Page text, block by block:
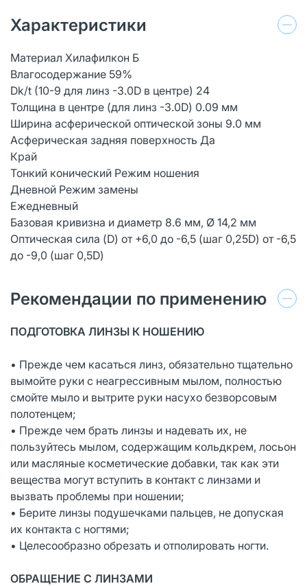
Характеристики
Материал Хилафилкон Б
Влагосодержание 59%
Dk/t (10-9 для линз -3.0D в центре) 24
Толщина в центре (для линз -3.0D) 0.09 мм
Ширина асферической оптической зоны 9.0 мм
Асферическая задняя поверхность Да
Край
Тонкий конический Режим ношения
Дневной Режим замены
Ежедневный
Базовая кривизна и диаметр 8.6 мм, Ø 14,2 мм
Оптическая сила (D) от +6,0 до -6,5 (шаг 0,25D) от -6,5
до -9,0 (шаг 0,5D)
Рекомендации по применению
ПОДГОТОВКА ЛИНЗЫ К НОШЕНИЮ
• Прежде чем касаться линз, обязательно тщательно
вымойте руки с неагрессивным мылом, полностью
смойте мыло и вытрите руки насухо безворсовым
полотенцем;
• Прежде чем брать линзы и надевать их, не
пользуйтесь мылом, содержащим кольдкрем, лосьон
или масляные косметические добавки, так как эти
вещества могут вступить в контакт с линзами и
вызвать проблемы при ношении;
• Берите линзы подушечками пальцев, не допуская
их контакта с ногтями;
• Целесообразно обрезать и отполировать ногти.
ОБРАЩЕНИЕ С ЛИНЗАМИ